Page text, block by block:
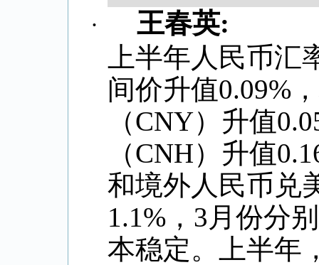
· 王春英:
上半年人民币
间价升值0.09%
（CNY）升值
（CNH）升值
和境外人民币兑
1.1%， 3 月份分
本稳定。上半年